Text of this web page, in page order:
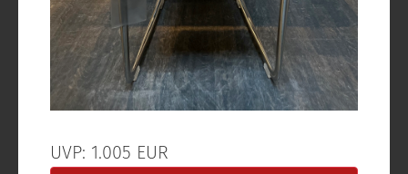
UVP: 1.005 EUR